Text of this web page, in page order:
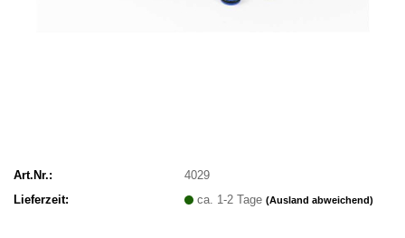
Art.Nr.:
4029
Lieferzeit:
ca. 1-2 Tage(Ausland abweichend)